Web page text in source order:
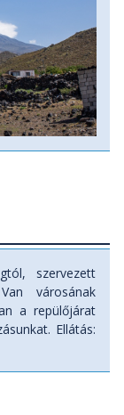
szervezett
városának
a repülőjárat
Ellátás: